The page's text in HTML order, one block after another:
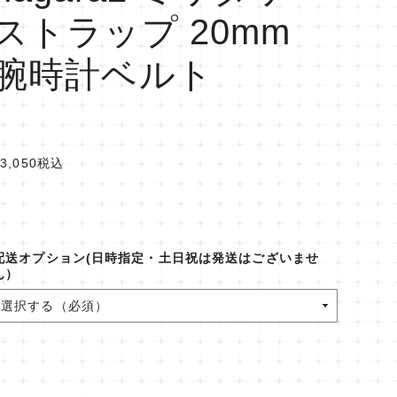
トラップ 20mm
時計ベルト
税込
送オプション(日時指定・土日祝は発送はございませ